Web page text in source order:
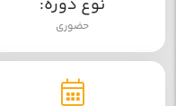
نوع دوره:
حضوری